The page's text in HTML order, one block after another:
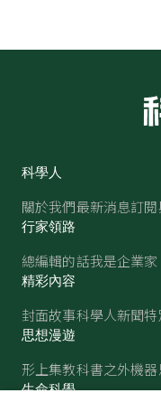
科學人
關於我們最新消息訂閱
行家領路
總編輯的話我是企業
精彩內容
封面故事科學人新聞特
思想漫遊
形上集教科書之外機
生命科學